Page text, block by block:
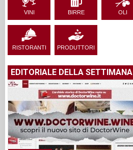
VINI BIRRE OLI
RISTORANTI PRODUTTORI
EDITORIALE DELLA SETTIMANA